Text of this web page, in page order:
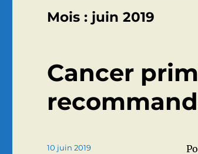
Mois : juin 2019
Cancer
Publié
10 juin 2019